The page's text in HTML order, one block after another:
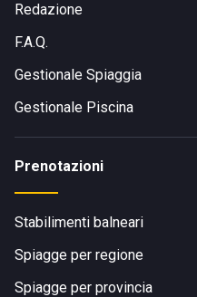
Redazione
F.A.Q.
Gestionale Spiaggia
Gestionale Piscina
Prenotazioni
Stabilimenti balneari
Spiagge per regione
Spiagge per provincia